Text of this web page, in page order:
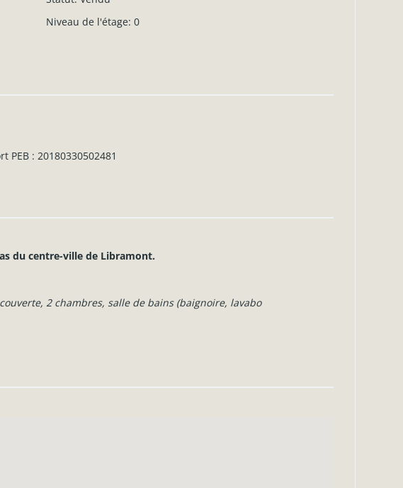
Niveau de l'étage: 0
PEB : 20180330502481
du centre-ville de Libramont.
2 chambres, salle de bains (baignoire, lavabo
centre culturel, le cinéma, … et de l’